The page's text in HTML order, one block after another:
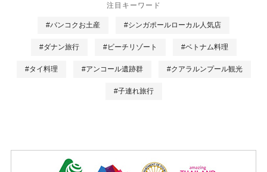
注目キーワード
#バンコクお土産 #シンガポールローカル人気店
#ダナン旅行 #ビーチリゾート #ベトナム料理
#タイ料理 #アンコール遺跡群 #クアラルンプール観光
#子連れ旅行